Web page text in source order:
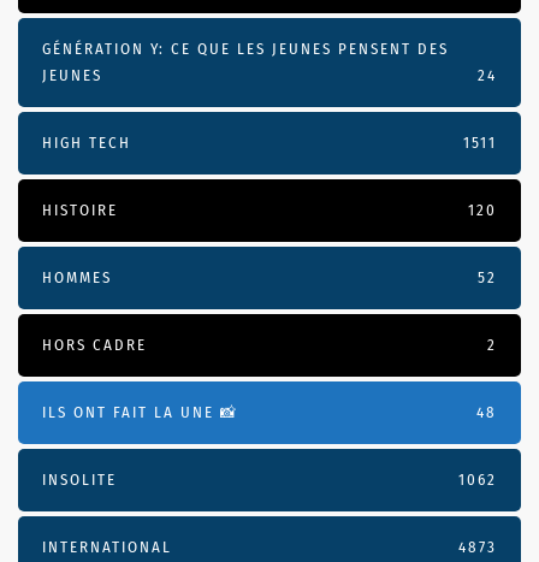
GÉNÉRATION Y: CE QUE LES JEUNES PENSENT DES
JEUNES
24
HIGH TECH 1511
HISTOIRE 120
HOMMES 52
HORS CADRE 2
ILS ONT FAIT LA UNE 📸 48
INSOLITE 1062
INTERNATIONAL 4873